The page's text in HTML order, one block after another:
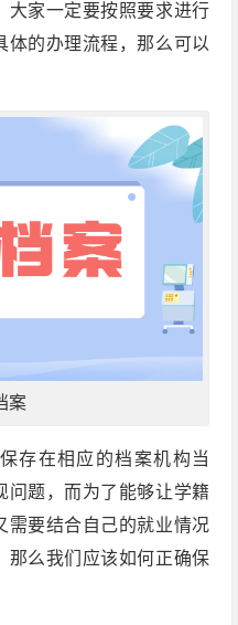
大家一定要按照要求进行
体的办理流程，那么可以
案
存在相应的档案机构当
问题，而为了能够让学籍
需要结合自己的就业情况
那么我们应该如何正确保